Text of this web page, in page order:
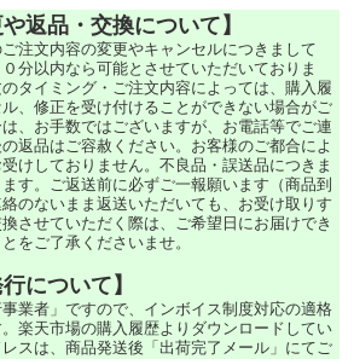
返品・交換について】
注文内容の変更やキャンセルにつきまして
分以内なら可能とさせていただいておりま
タイミング・ご注文内容によっては、購入履
、修正を受け付けることができない場合がご
、お手数ではございますが、お電話等でご連
返品はご容赦ください。お客様のご都合によ
けしておりません。不良品・誤送品につきま
す。ご返送前に必ずご一報願います（商品到
のないまま返送いただいても、お受け取りす
させていただく際は、ご希望日にお届けでき
をご了承くださいませ。
について】
業者」ですので、インボイス制度対応の適格
楽天市場の購入履歴よりダウンロードしてい
スは、商品発送後「出荷完了メール」にてご